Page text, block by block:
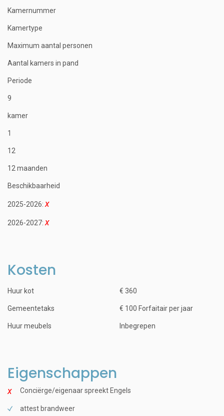
Kamernummer
Kamertype
Maximum aantal personen
Aantal kamers in pand
Periode
9
kamer
1
12
12 maanden
Beschikbaarheid
2025-2026:
2026-2027:
Kosten
Huur kot € 360
Gemeentetaks € 100 Forfaitair per jaar
Huur meubels Inbegrepen
Eigenschappen
Conciërge/eigenaar spreekt Engels
attest brandweer